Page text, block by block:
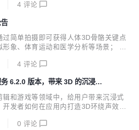
Java SDK，开发者可以快速集成使用
护人脸隐私； 新增曲线变速功能，可
度，实现非线性变速； 新增裁剪功能，
。 查看详情>> 新增单麦降噪功能，
求； 新增原子能力SDK的集成方式，
根据App需求自定义使用界面。 查看详
4 评论
过简单拍摄即可获得人体3D骨骼关键点
形象、体育运动和医学分析等场景； 3
，解决因信号丢失或无法绑路而导致的
SDK两种集成方式，其中原子能力SD
据个人喜好自定义使用界面； 原子能
，提供人像复活、人物追踪、专属滤
加拿大、以色列、摩洛哥、梵蒂冈4个
4 评论
6.2.0 版本，带来 3D 的沉浸式
和游戏等领域中，给用户带来沉浸式
发者如何在应用内打造3D环绕声效？
频元素渲染到指定的三维空间方位，支
0 评论